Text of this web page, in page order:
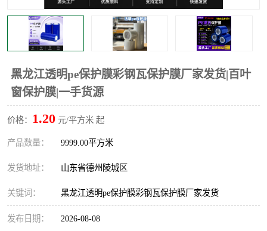
黑龙江透明pe保护膜彩钢瓦保护膜厂家发货|百叶
窗保护膜|一手货源
价格： 1.20 元/平方米 起
产品数量： 9999.00平方米
发货地址： 山东省德州陵城区
关键词： 黑龙江透明pe保护膜彩钢瓦保护膜厂家发货
发布日期： 2026-08-08
窗缝阻风胶带 铝板保护膜
不锈钢板保护膜 一次性隔离膜